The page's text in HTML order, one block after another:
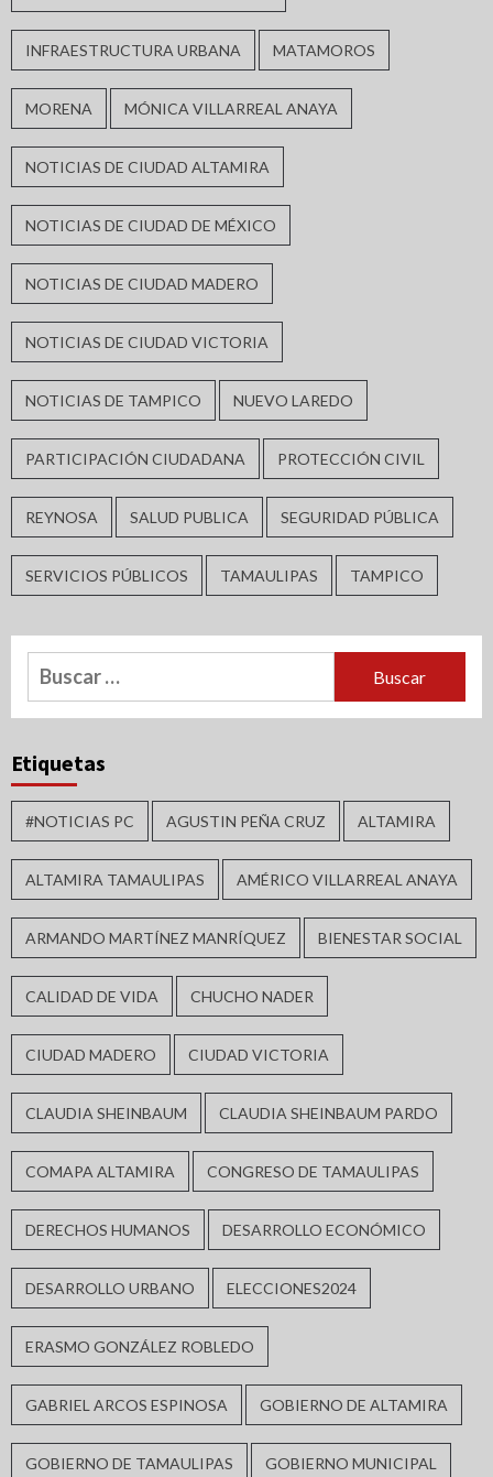
INFRAESTRUCTURA URBANA MATAMOROS
MORENA MÓNICA VILLARREAL ANAYA
NOTICIAS DE CIUDAD ALTAMIRA
NOTICIAS DE CIUDAD DE MÉXICO
NOTICIAS DE CIUDAD MADERO
NOTICIAS DE CIUDAD VICTORIA
NOTICIAS DE TAMPICO NUEVO LAREDO
PARTICIPACIÓN CIUDADANA PROTECCIÓN CIVIL
REYNOSA SALUD PUBLICA SEGURIDAD PÚBLICA
SERVICIOS PÚBLICOS TAMAULIPAS TAMPICO
Buscar:
Etiquetas
#NOTICIAS PC AGUSTIN PEÑA CRUZ ALTAMIRA
ALTAMIRA TAMAULIPAS AMÉRICO VILLARREAL ANAYA
ARMANDO MARTÍNEZ MANRÍQUEZ BIENESTAR SOCIAL
CALIDAD DE VIDA CHUCHO NADER
CIUDAD MADERO CIUDAD VICTORIA
CLAUDIA SHEINBAUM CLAUDIA SHEINBAUM PARDO
COMAPA ALTAMIRA CONGRESO DE TAMAULIPAS
DERECHOS HUMANOS DESARROLLO ECONÓMICO
DESARROLLO URBANO ELECCIONES2024
ERASMO GONZÁLEZ ROBLEDO
GABRIEL ARCOS ESPINOSA GOBIERNO DE ALTAMIRA
GOBIERNO DE TAMAULIPAS GOBIERNO MUNICIPAL